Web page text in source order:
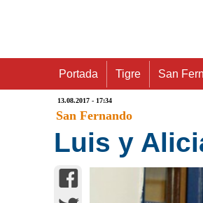
Portada Tigre San
13.08.2017 - 17:34
San Fernando
Luis y